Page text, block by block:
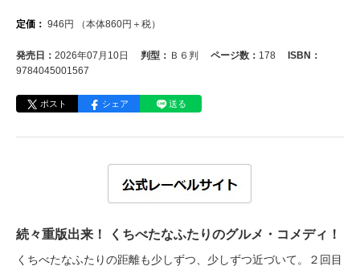
定価： 946 円 （本体860円＋税）
発売日： 2026年07月10日 判型： Ｂ６判 ページ数： 178
ISBN：
9784045001567
ポスト シェア 送る
続々重版出来！ くちべたなふたりのグルメ・コメディ！
くちべたなふたりの距離も少しずつ、少しずつ近づいて。２回目